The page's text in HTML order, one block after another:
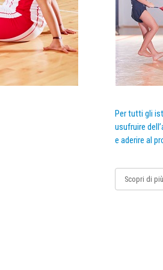
Per tutti gli
usufruire
e aderire al
Scopri di più